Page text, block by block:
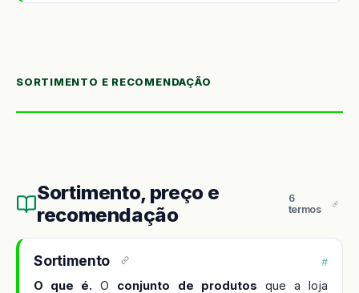
SORTIMENTO E RECOMENDAÇÃO
Sortimento, preço e
recomendação
6
termos
Sortimento #
O que é. O conjunto de produtos que a loja